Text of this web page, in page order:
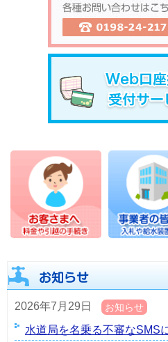
2026年7月29日 お知らせ
水道局を名乗る不審なSMS